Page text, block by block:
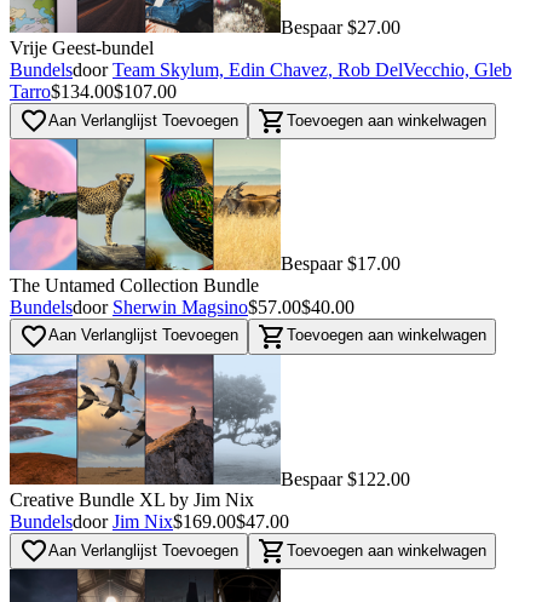
Bespaar $27.00
Vrije Geest-bundel
Bundelsdoor Team Skylum, Edin Chavez, Rob DelVecchio, Gleb
Tarro$134.00$107.00
favorite_borderAan Verlanglijst Toevoegen shopping_cart Toevoegen aan winkelwagen
Bespaar $17.00
The Untamed Collection Bundle
Bundelsdoor Sherwin Magsino$57.00$40.00
favorite_borderAan Verlanglijst Toevoegen shopping_cart Toevoegen aan winkelwagen
Bespaar $122.00
Creative Bundle XL by Jim Nix
Bundelsdoor Jim Nix$169.00$47.00
favorite_borderAan Verlanglijst Toevoegen shopping_cart Toevoegen aan winkelwagen